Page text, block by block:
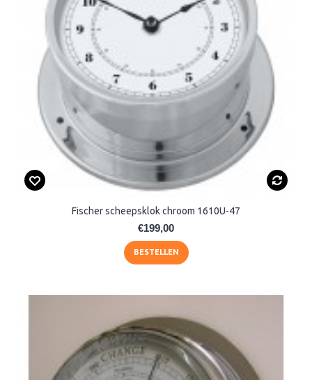
Fischer scheepsklok chroom 1610U-47
€199,00
BESTELLEN